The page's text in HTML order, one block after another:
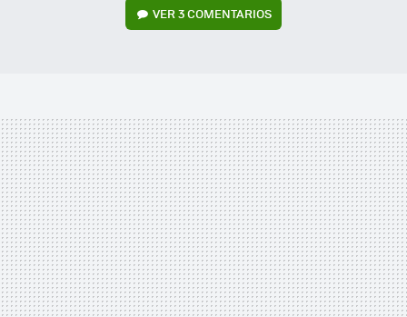
VER3 COMENTARIOS